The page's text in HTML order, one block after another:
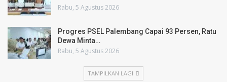
Rabu, 5 Agustus 2026
Progres PSEL Palembang Capai 93 Persen, Ratu
Dewa Minta…
Rabu, 5 Agustus 2026
TAMPILKAN LAGI